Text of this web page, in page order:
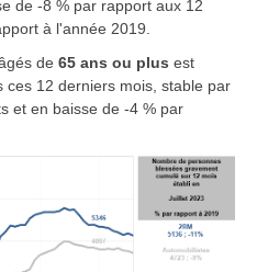
de -8 % par rapport aux 12
à l'année 2019.
de 65 ans ou plus est
12 derniers mois, stable par
et en baisse de -4 % par